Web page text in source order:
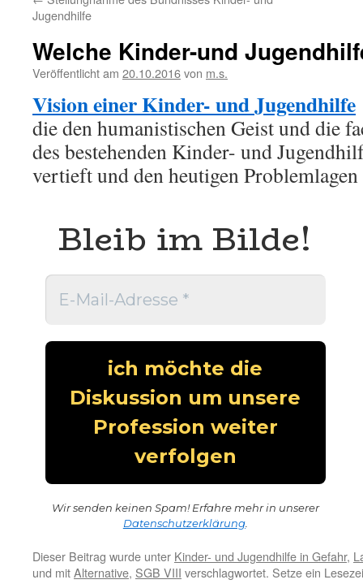
Jugendhilfe
Welche Kinder-und
Veröffentlicht am 20.10.2016von m.s.
Vision einer Kinder- und Jugendhilfe
die den humanistischen Geist und die
des bestehenden Kinder- und
vertieft und den heutigen
Bleib im Bilde!
Wir senden keinen Spam! Erfahre mehr in unserer
Datenschutzerklärung.
Dieser Beitrag wurde unter Kinder- und Jugendhilfe in Gefahr,
und mitAlternative, SGB VIII verschlagwortet. Setze ein